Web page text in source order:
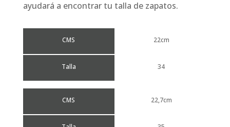
ayudará a encontrar tu talla de zapatos.
CMS
Talla
22cm
34
CMS 22,7cm